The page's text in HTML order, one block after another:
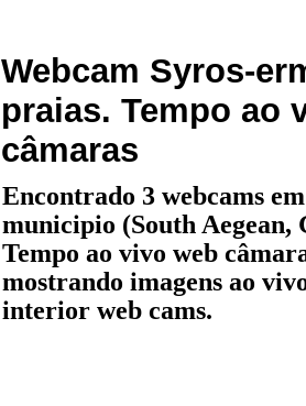
Webcam Syros-
praias. Tempo ao
câmaras
Encontrado 3 webcams
municipio (South Aegean,
Tempo ao vivo web
mostrando imagens ao
interior web cams.